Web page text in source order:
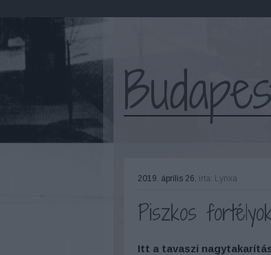
2019. április 26. írta: Lynxa
Piszkos
Itt a tavaszi